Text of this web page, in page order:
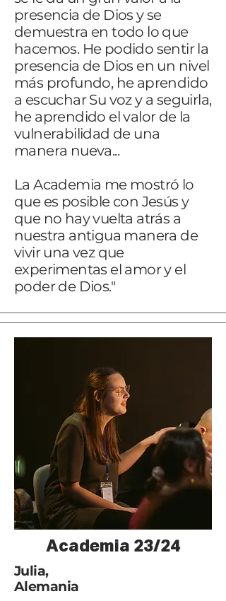
presencia de Dios y se
demuestra en todo lo que
hacemos. He podido sentir la
presencia de Dios en un nivel
más profundo, he aprendido
a escuchar Su voz y a seguirla,
he aprendido el valor de la
vulnerabilidad de una
manera nueva...
La Academia me mostró lo
que es posible con Jesús y
que no hay vuelta atrás a
nuestra antigua manera de
vivir una vez que
experimentas el amor y el
poder de Dios."
Academia 23/24
Julia,
Alemania